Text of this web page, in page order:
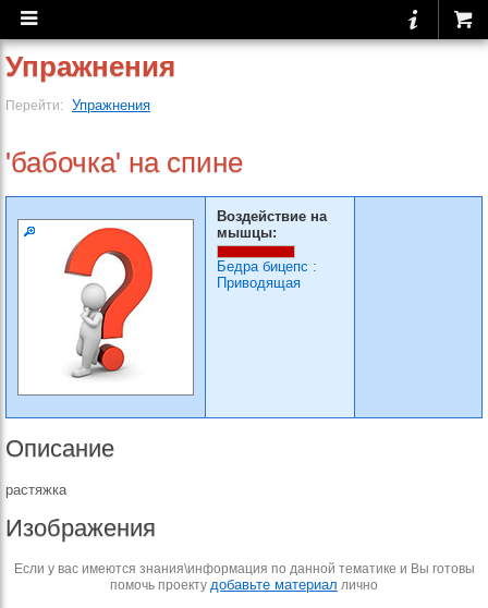
Упражнения
Перейти: Упражнения
'бабочка' на спине
Воздействие на
мышцы:
Бедра бицепс :
Приводящая
Описание
растяжка
Изображения
Если у вас имеются знания\информация по данной тематике и Вы готовы
помочь проекту добавьте материал лично